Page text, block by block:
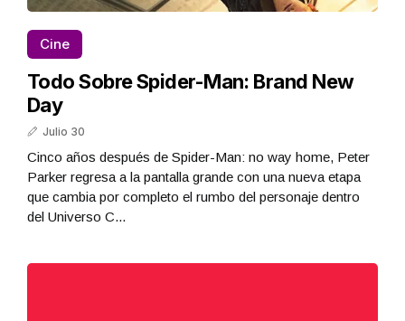
Cine
Todo Sobre Spider-Man: Brand New
Day
Julio 30
Cinco años después de Spider-Man: no way home, Peter
Parker regresa a la pantalla grande con una nueva etapa
que cambia por completo el rumbo del personaje dentro
del Universo C...